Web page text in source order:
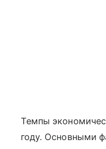
Темпы
году. Основными